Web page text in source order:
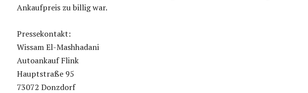
Ankaufpreis zu billig war.
Pressekontakt:
Wissam El-Mashhadani
Autoankauf Flink
Hauptstraße 95
73072 Donzdorf